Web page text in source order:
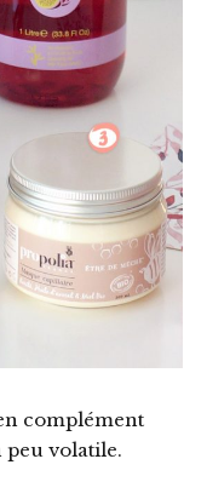
complément
peu volatile.